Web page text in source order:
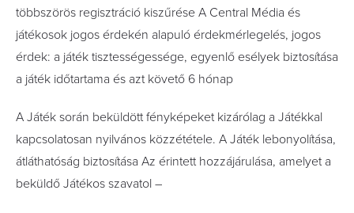
többszörös regisztráció kiszűrése A Central Média és
játékosok jogos érdekén alapuló érdekmérlegelés, jogos
érdek: a játék tisztességessége, egyenlő esélyek biztosítása
a játék időtartama és azt követő 6 hónap
A Játék során beküldött fényképeket kizárólag a Játékkal
kapcsolatosan nyilvános közzététele. A Játék lebonyolítása,
átláthatóság biztosítása Az érintett hozzájárulása, amelyet a
beküldő Játékos szavatol –